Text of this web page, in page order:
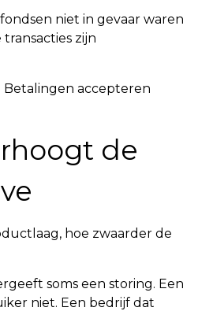
niet in gevaar waren
zijn
Betalingen accepteren
de
hoe zwaarder de
soms een storing. Een
niet. Een bedrijf dat